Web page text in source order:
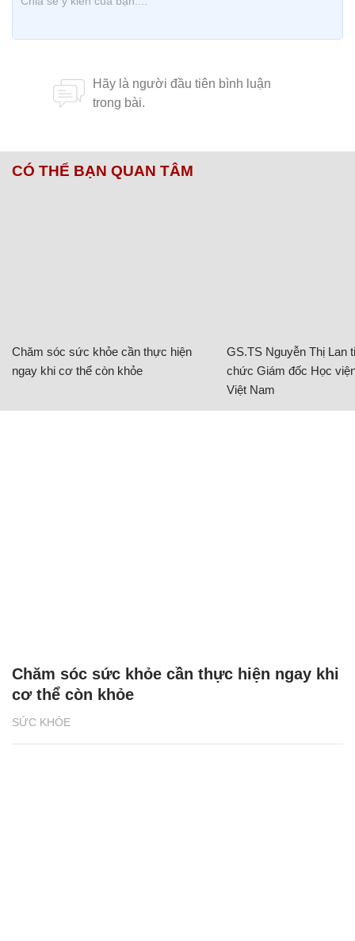
CÓ THỂ BẠN QUAN TÂM
Chăm sóc sức khỏe cần thực hiện
ngay khi cơ thể còn khỏe
GS.TS Nguyễn Thị Lan
chức Giám đốc Học
Việt Nam
SỨC KHỎE
Chăm sóc sức khỏe cần thực hiện ngay khi
cơ thể còn khỏe